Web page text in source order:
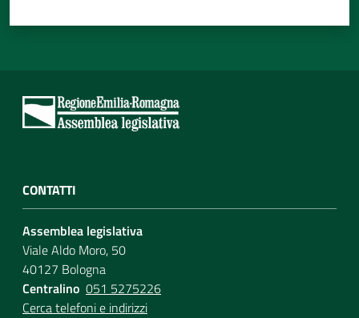
CONTATTI
Assemblea legislativa
Viale Aldo Moro, 50
40127 Bologna
Centralino 051 5275226
Cerca telefoni e indirizzi